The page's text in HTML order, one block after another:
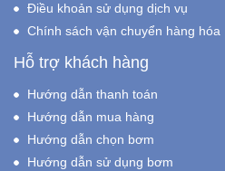
Điều khoản sử dụng dịch vụ
Chính sách vận chuyển hàng hóa
Hỗ trợ khách hàng
Hướng dẫn thanh toán
Hướng dẫn mua hàng
Hướng dẫn chọn bơm
Hướng dẫn sử dụng bơm